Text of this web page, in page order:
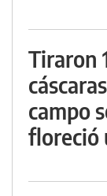
Tiraron
campo
floreció